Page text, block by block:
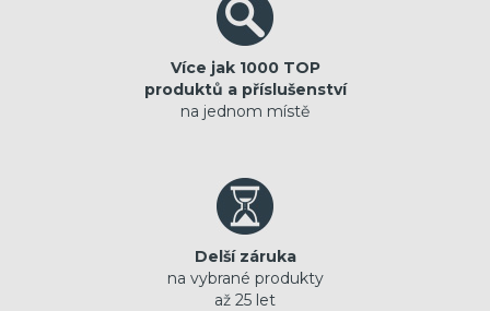
Více jak 1000 TOP
produktů a příslušenství
na jednom místě
Delší záruka
na vybrané produkty
až 25 let